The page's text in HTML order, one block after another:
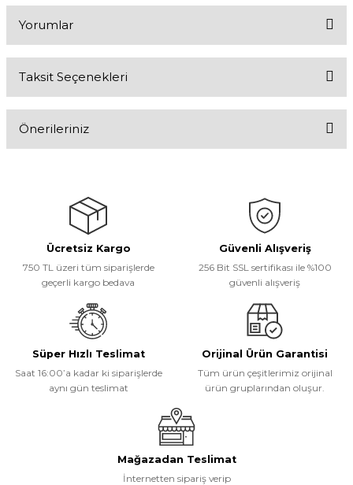
Yorumlar
Taksit Seçenekleri
Önerileriniz
tarafımıza iletebilirsiniz.
Görüş ve önerileriniz için teşekkür ederiz.
Ürün resmi kalitesiz, bozuk veya görüntülenemiyor.
Ürün açıklamasında eksik bilgiler bulunuyor.
Ürün fiyatı diğer sitelerden daha pahalı.
Bu ürüne benzer farklı alternatifler olmalı.
Gönder
Ücretsiz Kargo
750 TL üzeri tüm siparişlerde
geçerli kargo bedava
Güvenli Alışveriş
256 Bit SSL sertifikası ile %100
güvenli alışveriş
Süper Hızlı Teslimat
Saat 16:00’a kadar ki siparişlerde
aynı gün teslimat
Orijinal Ürün Garantisi
Tüm ürün çeşitlerimiz orijinal
ürün gruplarından oluşur.
Mağazadan Teslimat
İnternetten sipariş verip